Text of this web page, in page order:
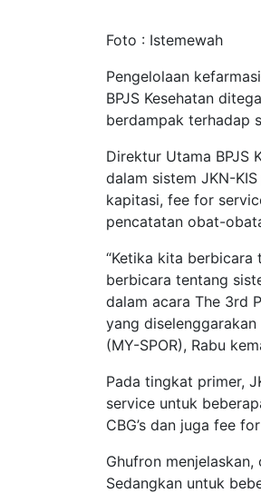
Foto : Istemewah
Pengelolaan
BPJS Kesehatan
berdampak terhadap
Direktur Utama BPJS
dalam sistem JKN-
kapitasi, fee for
pencatatan obat-
“Ketika kita berbicara
berbicara tentang
dalam acara The 3rd
yang
(MY-SPOR), Rabu
Pada tingkat primer,
service untuk
CBG’s dan juga fee
Ghufron
Sedangkan untuk